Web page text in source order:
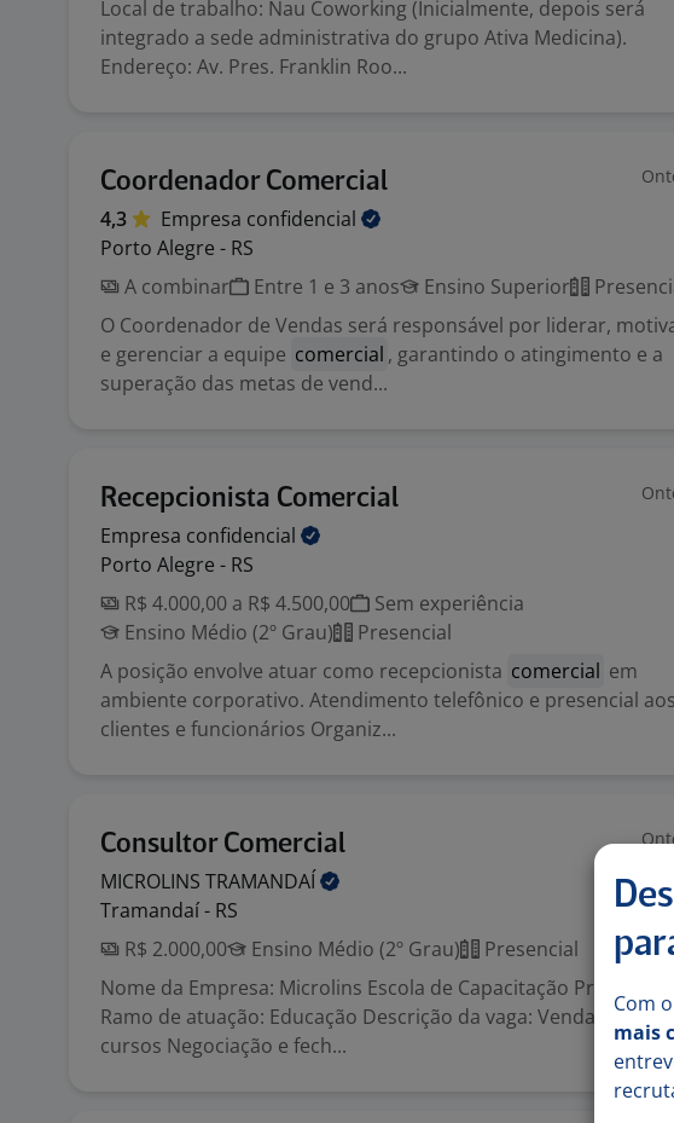
Local de trabalho: Nau Coworking (Inicialmente, depois será
integrado a sede administrativa do grupo Ativa Medicina).
Endereço: Av. Pres. Franklin Roo...
Coordenador Comercial
4,3 Empresa confidencial
Porto Alegre - RS
A combinar
Entre 1 e 3 anos Ensino Superior
O Coordenador de Vendas será responsável por liderar,
e gerenciar a equipe comercial , garantindo o atingimento e a
superação das metas de vend...
Recepcionista Comercial
Empresa confidencial
Porto Alegre - RS
R$ 4.000,00 a R$ 4.500,00
Sem experiência
Ensino Médio (2º Grau)
Presencial
A posição envolve atuar como recepcionista comercial em
ambiente corporativo. Atendimento telefônico e presencial aos
clientes e funcionários Organiz...
Consultor Comercial
MICROLINS TRAMANDAÍ
Tramandaí - RS
R$ 2.000,00
Ensino Médio (2º Grau)
Presencial
Nome da Empresa: Microlins Escola de Capacitação Profissional
Ramo de atuação: Educação Descrição da vaga: Vendas de
cursos Negociação e fech...
Com
mais